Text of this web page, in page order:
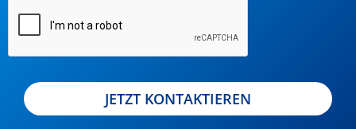
JETZT KONTAKTIEREN